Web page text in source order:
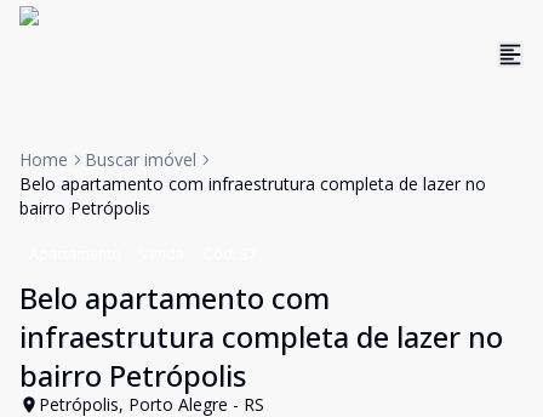
Home
Buscar imóvel
Belo apartamento com infraestrutura completa de lazer no
bairro Petrópolis
Belo apartamento com
infraestrutura completa de lazer no
bairro Petrópolis
Petrópolis, Porto Alegre - RS